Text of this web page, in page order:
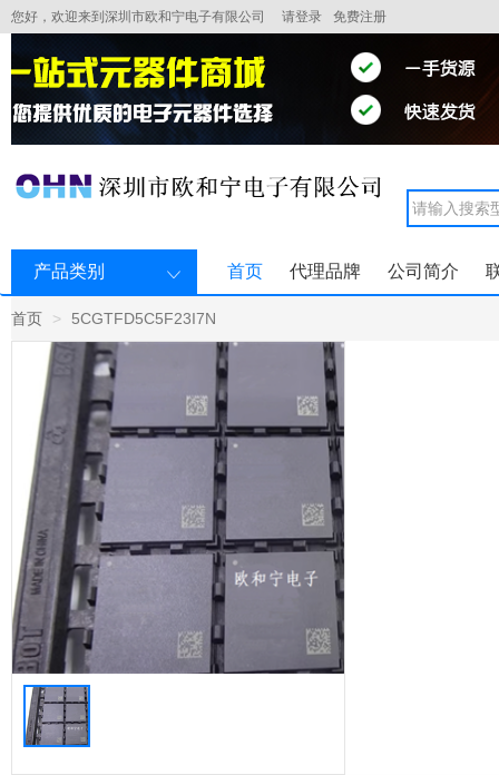
您好，欢迎来到深圳市欧和宁电子有限公司 请登录 免费注册
产品类别 首页 代理品牌 公司简介
首页 5CGTFD5C5F23I7N